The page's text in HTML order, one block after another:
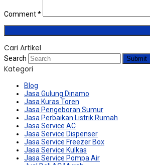
Comment*
Cari Artikel
Search Submit
Kategori
Blog
Jasa Gulung Dinamo
Jasa Kuras Toren
Jasa Pengeboran Sumur
Jasa Perbaikan Listrik Rumah
Jasa Service AC
Jasa Service Dispenser
Jasa Service Freezer Box
Jasa Service Kulkas
Jasa Service Pompa Air